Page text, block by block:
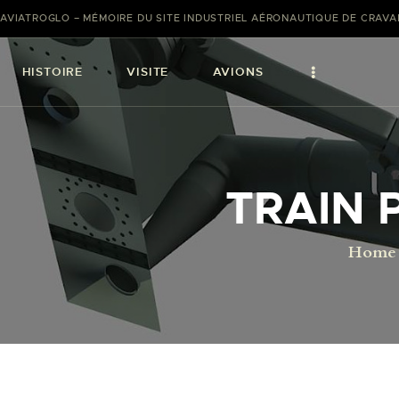
AVIATROGLO – MÉMOIRE DU SITE INDUSTRIEL AÉRONAUTIQUE DE
HISTOIRE VISITE AVIONS
TRAIN
Home